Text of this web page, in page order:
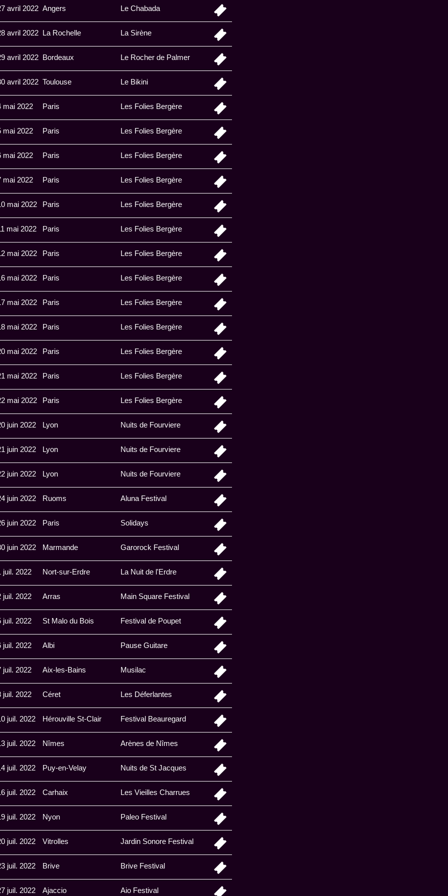
avril 2022 Angers Le Chabada
avril 2022 La Rochelle La Sirène
avril 2022 Bordeaux Le Rocher de Palmer
avril 2022 Toulouse Le Bikini
mai 2022 Paris Les Folies Bergère
mai 2022 Paris Les Folies Bergère
mai 2022 Paris Les Folies Bergère
mai 2022 Paris Les Folies Bergère
mai 2022 Paris Les Folies Bergère
mai 2022 Paris Les Folies Bergère
mai 2022 Paris Les Folies Bergère
mai 2022 Paris Les Folies Bergère
mai 2022 Paris Les Folies Bergère
mai 2022 Paris Les Folies Bergère
mai 2022 Paris Les Folies Bergère
mai 2022 Paris Les Folies Bergère
mai 2022 Paris Les Folies Bergère
juin 2022 Lyon Nuits de Fourviere
juin 2022 Lyon Nuits de Fourviere
juin 2022 Lyon Nuits de Fourviere
juin 2022 Ruoms Aluna Festival
juin 2022 Paris Solidays
juin 2022 Marmande Garorock Festival
juil. 2022 Nort-sur-Erdre La Nuit de l'Erdre
juil. 2022 Arras Main Square Festival
juil. 2022 St Malo du Bois Festival de Poupet
juil. 2022 Albi Pause Guitare
juil. 2022 Aix-les-Bains Musilac
juil. 2022 Céret Les Déferlantes
juil. 2022 Hérouville St-Clair Festival Beauregard
juil. 2022 Nîmes Arènes de Nîmes
juil. 2022 Puy-en-Velay Nuits de St Jacques
juil. 2022 Carhaix Les Vieilles Charrues
juil. 2022 Nyon Paleo Festival
juil. 2022 Vitrolles Jardin Sonore Festival
juil. 2022 Brive Brive Festival
juil. 2022 Ajaccio Aio Festival